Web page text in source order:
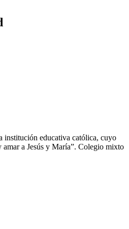
institución educativa católica, cuyo
a Jesús y María”. Colegio mixto